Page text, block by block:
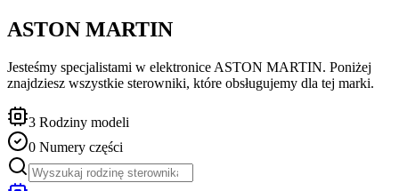
ASTON MARTIN
Jesteśmy specjalistami w elektronice ASTON MARTIN. Poniżej
znajdziesz wszystkie sterowniki, które obsługujemy dla tej marki.
3 Rodziny modeli
0 Numery części